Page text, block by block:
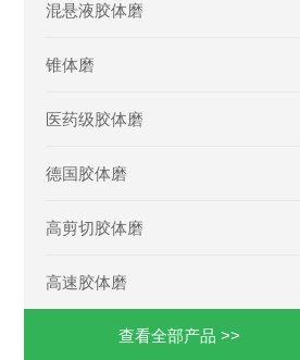
混悬液胶体磨
锥体磨
医药级胶体磨
德国胶体磨
高剪切胶体磨
高速胶体磨
查看全部产品 >>